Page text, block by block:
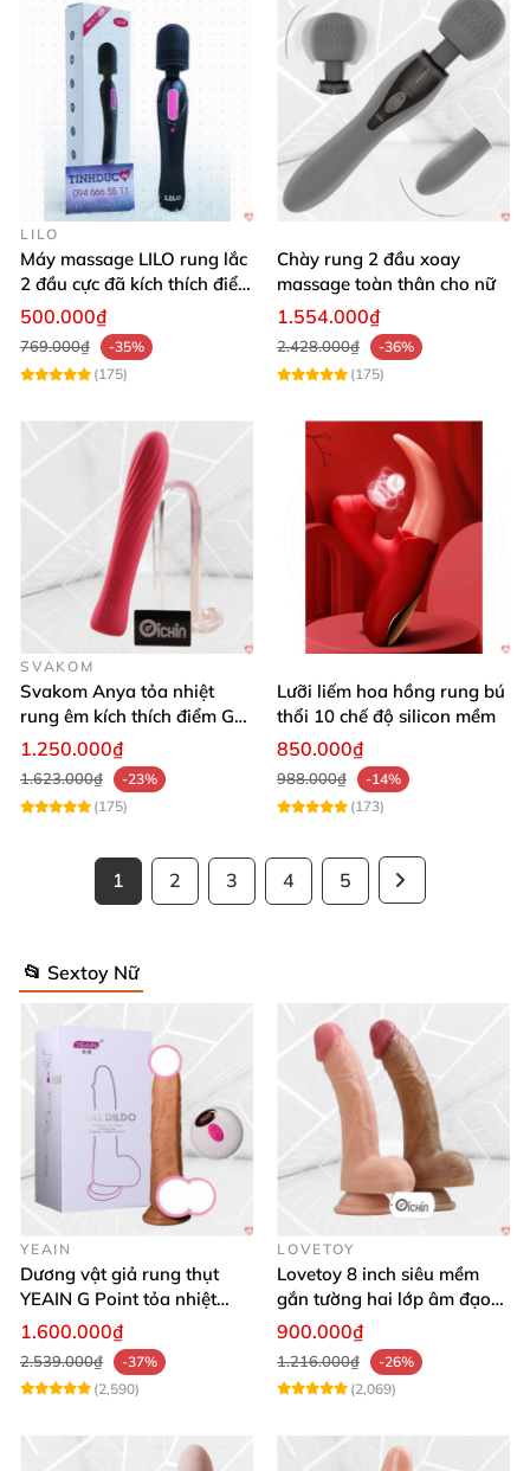
LILO
Máy massage LILO rung lắc
2 đầu cực đã kích thích điểm
G âm đạo
500.000₫
769.000₫
-35%
(175)
Chày rung 2 đầu xoay
massage toàn thân cho nữ
1.554.000₫
2.428.000₫
-36%
(175)
SVAKOM
Svakom Anya tỏa nhiệt
rung êm kích thích điểm G
silicon Mỹ cao cấp an toàn
1.250.000₫
1.623.000₫
-23%
(175)
Lưỡi liếm hoa hồng rung bú
thổi 10 chế độ silicon mềm
850.000₫
988.000₫
-14%
(173)
1 2 3 4 5
📂 Sextoy Nữ
YEAIN
Dương vật giả rung thụt
YEAIN G Point tỏa nhiệt
điều khiển từ xa
1.600.000₫
2.539.000₫
-37%
(2,590)
LOVETOY
Lovetoy 8 inch siêu mềm
gắn tường hai lớp âm đạo
giả chuẩn y tế
900.000₫
1.216.000₫
-26%
(2,069)